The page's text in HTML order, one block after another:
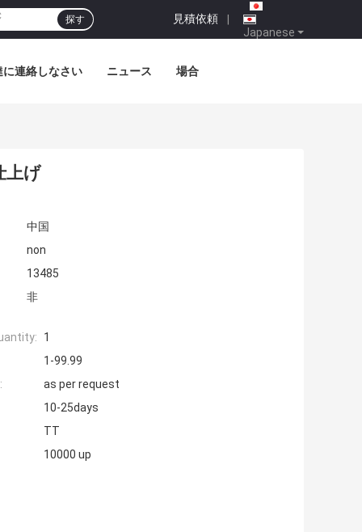
Japanese
見積依頼 |
探す
に連絡しなさい ニュース 場合
上げ
中国
non
13485
非
1
1-99.99
as per request
10-25days
TT
10000 up